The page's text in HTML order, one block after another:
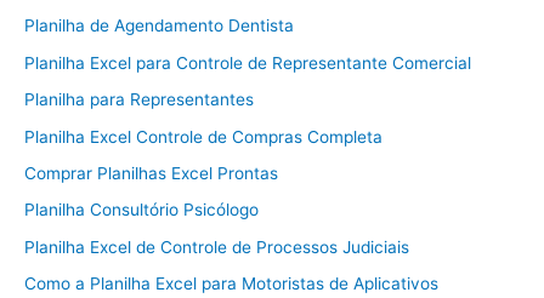
Planilha de Agendamento Dentista
Planilha Excel para Controle de Representante Comercial
Planilha para Representantes
Planilha Excel Controle de Compras Completa
Comprar Planilhas Excel Prontas
Planilha Consultório Psicólogo
Planilha Excel de Controle de Processos Judiciais
Como a Planilha Excel para Motoristas de Aplicativos